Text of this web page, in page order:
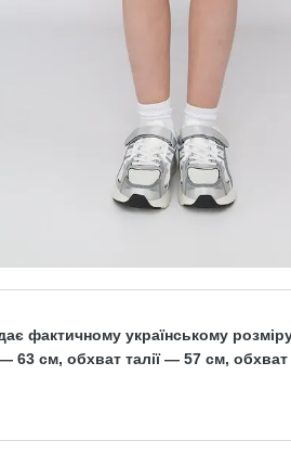
фактичному українському
63 см, обхват талії — 57 см,